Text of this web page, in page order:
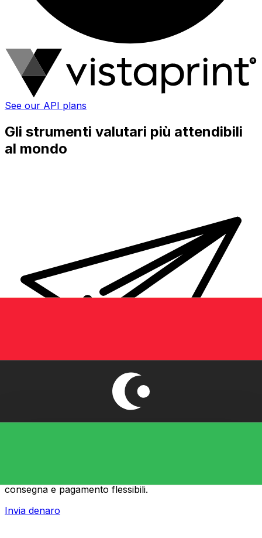
See our API plans
Gli strumenti valutari più attendibili
al mondo
consegna e pagamento flessibili.
Invia denaro